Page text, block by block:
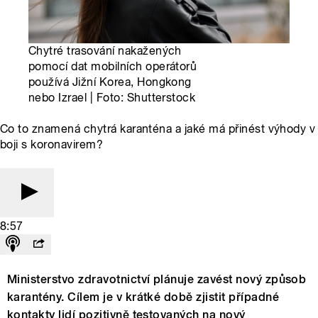
Chytré trasování nakažených
pomocí dat mobilních operátorů
používá Jižní Korea, Hongkong
nebo Izrael | Foto: Shutterstock
Co to znamená chytrá karanténa a jaké má přinést výhody v
boji s koronavirem?
8:57
Ministerstvo zdravotnictví plánuje zavést nový způsob
karantény. Cílem je v krátké době zjistit případné
kontakty lidí pozitivně testovaných na nový